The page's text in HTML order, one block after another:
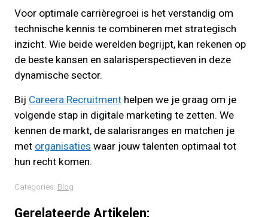
Voor optimale carrièregroei is het verstandig om
technische kennis te combineren met strategisch
inzicht. Wie beide werelden begrijpt, kan rekenen op
de beste kansen en salarisperspectieven in deze
dynamische sector.
Bij Careera Recruitment helpen we je graag om je
volgende stap in digitale marketing te zetten. We
kennen de markt, de salarisranges en matchen je
metorganisatieswaar jouw talenten optimaal tot
hun recht komen.
Categories: Blog